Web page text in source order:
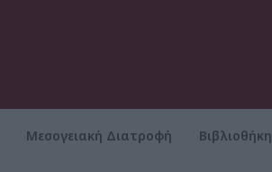
Μεσογειακή Διατροφή Βιβλιοθήκη